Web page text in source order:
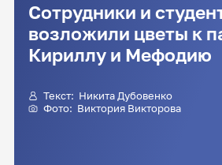
Сотрудники и
возложили цветы к
Кириллу и Мефодию
Текст: Никита Дубовенко
Фото: Виктория Викторова